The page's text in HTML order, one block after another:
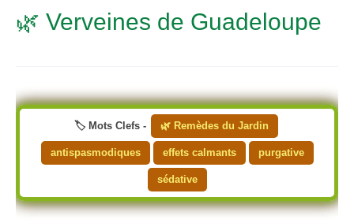
🌿 Verveines de Guadeloupe
🏷️ Mots Clefs - 🌿 Remèdes du Jardin
antispasmodiques effets calmants purgative
sédative